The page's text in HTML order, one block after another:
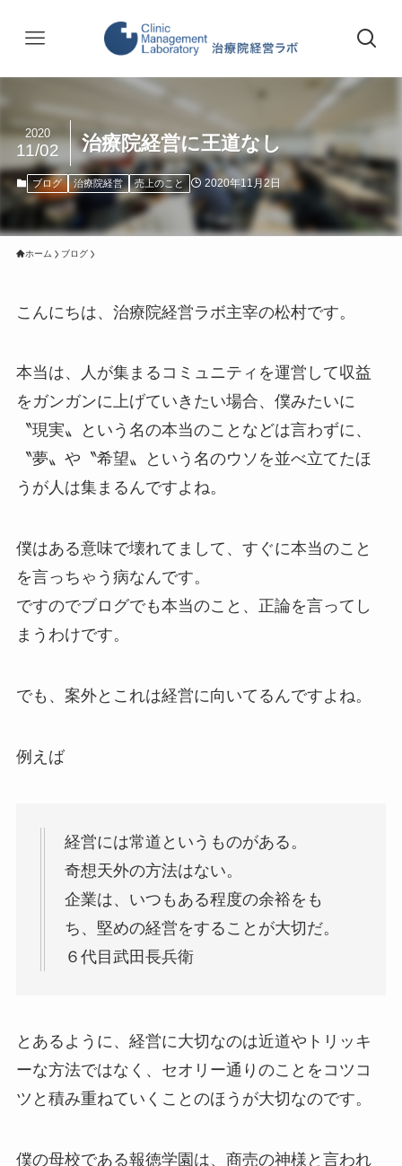
治療院経営に王道なし
2020
11/02
ブログ 治療院経営 売上のこと 2020年11月2日
ホーム ブログ
こんにちは、治療院経営ラボ主宰の松村です。
本当は、人が集まるコミュニティを運営して収益
をガンガンに上げていきたい場合、僕みたいに
〝現実〟という名の本当のことなどは言わずに、
〝夢〟や〝希望〟という名のウソを並べ立てたほ
うが人は集まるんですよね。
僕はある意味で壊れてまして、すぐに本当のこと
を言っちゃう病なんです。
ですのでブログでも本当のこと、正論を言ってし
まうわけです。
でも、案外とこれは経営に向いてるんですよね。
例えば
経営には常道というものがある。
奇想天外の方法はない。
企業は、いつもある程度の余裕をも
ち、堅めの経営をすることが大切だ。
６代目武田長兵衛
とあるように、経営に大切なのは近道やトリッキ
ーな方法ではなく、セオリー通りのことをコツコ
ツと積み重ねていくことのほうが大切なのです。
僕の母校である報徳学園は、商売の神様と言われ